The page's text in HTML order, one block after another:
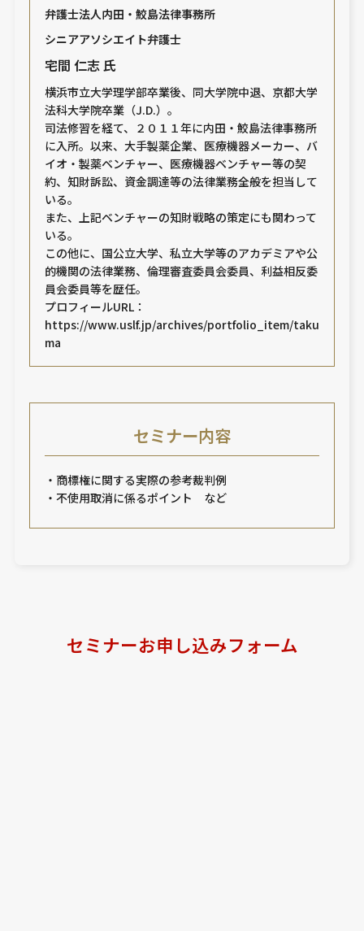
弁護士法人内田・鮫島法律事務所
シニアアソシエイト弁護士
宅間 仁志 氏
横浜市立大学理学部卒業後、同大学院中退、京都大学
法科大学院卒業（J.D.）。
司法修習を経て、２０１１年に内田・鮫島法律事務所
に入所。以来、大手製薬企業、医療機器メーカー、バ
イオ・製薬ベンチャー、医療機器ベンチャー等の契
約、知財訴訟、資金調達等の法律業務全般を担当して
いる。
また、上記ベンチャーの知財戦略の策定にも関わって
いる。
この他に、国公立大学、私立大学等のアカデミアや公
的機関の法律業務、倫理審査委員会委員、利益相反委
員会委員等を歴任。
プロフィールURL：
https://www.uslf.jp/archives/portfolio_item/taku
ma
セミナー内容
・商標権に関する実際の参考裁判例
・不使用取消に係るポイント など
セミナーお申し込みフォーム